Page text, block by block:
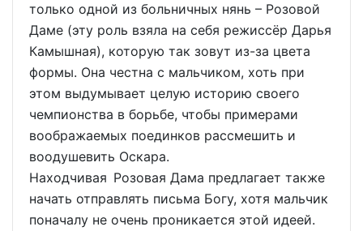
только одной из больничных нянь – Розовой
Даме (эту роль взяла на себя режиссёр Дарья
Камышная), которую так зовут из-за цвета
формы. Она честна с мальчиком, хоть при
этом выдумывает целую историю своего
чемпионства в борьбе, чтобы примерами
воображаемых поединков рассмешить и
воодушевить Оскара.
Находчивая Розовая Дама предлагает также
начать отправлять письма Богу, хотя мальчик
поначалу не очень проникается этой идеей.